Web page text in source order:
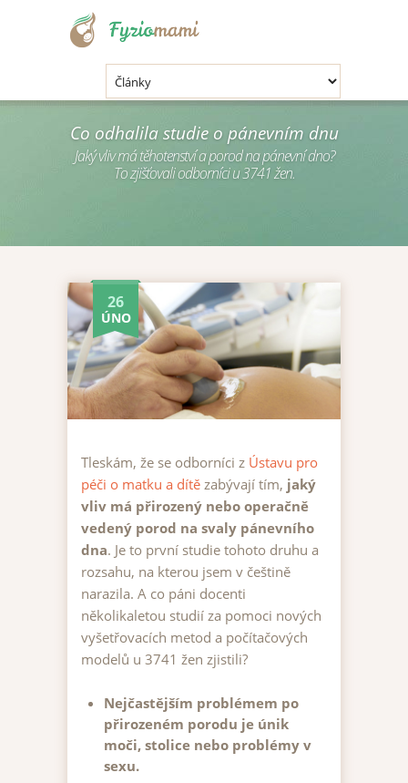
Co odhalila studie o pánevním dnu
Jaký vliv má těhotenství a porod na pánevní dno?
To zjišťovali odborníci u 3741 žen.
26
ÚNO
Tleskám, že se odborníci z Ústavu pro
péči o matku a dítě zabývají tím, jaký
vliv má přirozený nebo operačně
vedený porod na svaly pánevního
dna. Je to první studie tohoto druhu a
rozsahu, na kterou jsem v češtině
narazila. A co páni docenti
několikaletou studií za pomoci nových
vyšetřovacích metod a počítačových
modelů u 3741 žen zjistili?
Nejčastějším problémem po
přirozeném porodu je únik
moči, stolice nebo problémy v
sexu.